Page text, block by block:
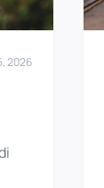
2026